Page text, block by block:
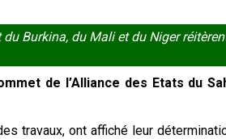
du Burkina, du Mali et du Niger
de l’Alliance des Etats du
travaux, ont affiché leur